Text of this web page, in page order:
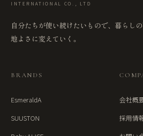
INTERNATIONAL CO., LTD
自分たちが使い続けたいもので、暮らし
地よさに変えていく。
BRANDS
EsmeraldA
SUUSTON
会社概
採用情